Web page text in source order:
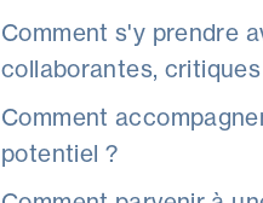
Comment s'y prendre
collaborantes,
Comment
potentiel ?